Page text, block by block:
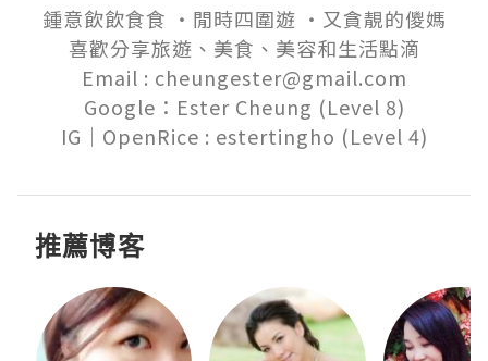
鍾意飲飲食食 ‧閒時四圍遊 ‧又貪靚的儍媽
喜歡分享旅遊、美食、美容和生活點滴
Email : cheungester@gmail.com
Google：Ester Cheung (Level 8)
推薦博客